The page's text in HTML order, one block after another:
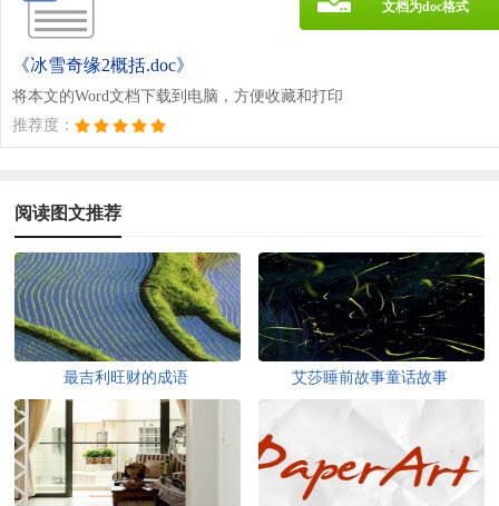
《冰雪奇缘2概括.doc》
将本文的Word文档下载到电脑，方便收藏和打印
推荐度：
文档为doc格式
阅读图文推荐
最吉利旺财的成语 艾莎睡前故事童话故事